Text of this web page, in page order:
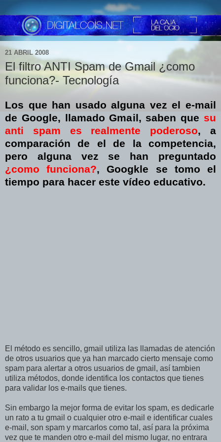
21 ABRIL 2008
El filtro ANTI Spam de Gmail ¿como
funciona?- Tecnología
Los que han usado alguna vez el e-mail
de Google, llamado Gmail, saben que su
anti spam es realmente poderoso, a
comparación de el de la competencia,
pero alguna vez se han preguntado
¿como funciona?, Googkle se tomo el
tiempo para hacer este vídeo educativo.
El método es sencillo, gmail utiliza las llamadas de atención
de otros usuarios que ya han marcado cierto mensaje como
spam para alertar a otros usuarios de gmail, así tambien
utiliza métodos, donde identifica los contactos que tienes
para validar los e-mails que tienes.
Sin embargo la mejor forma de evitar los spam, es dedicarle
un rato a tu gmail o cualquier otro e-mail e identificar cuales
e-mail, son spam y marcarlos como tal, así para la próxima
vez que te manden otro e-mail del mismo lugar, no entrara